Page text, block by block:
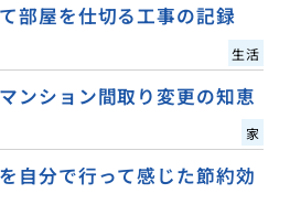
部屋を仕切る工事の記録
生活
ンション間取り変更の知恵
家
自分で行って感じた節約効